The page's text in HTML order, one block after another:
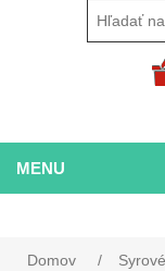
MENU
Domov /